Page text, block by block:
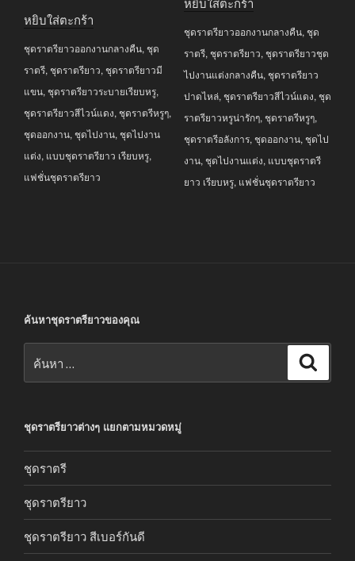
฿3,690.00.฿2,990.00.
หยิบใส่ตะกร้า
ชุดราตรียาวออกงานกลางคืน, ชุด
ราตรี, ชุดราตรียาว, ชุดราตรียาวมี
แขน, ชุดราตรียาวระบายเรียบหรู,
ชุดราตรียาวสีไวน์แดง, ชุดราตรีหรูๆ,
ชุดออกงาน, ชุดไปงาน, ชุดไปงาน
แต่ง, แบบชุดราตรียาว เรียบหรู,
แฟชั่นชุดราตรียาว
฿4,690.00.฿3,990.00.
ชุดราตรียาวออกงานกลางคืน, ชุด
ราตรี, ชุดราตรียาว, ชุดราตรียาวชุด
ไปงานแต่งกลางคืน, ชุดราตรียาว
ปาดไหล่, ชุดราตรียาวสีไวน์แดง, ชุด
ราตรียาวหรูน่ารักๆ, ชุดราตรีหรูๆ,
ชุดราตรีอลังการ, ชุดออกงาน, ชุดไป
งาน, ชุดไปงานแต่ง, แบบชุดราตรี
ยาว เรียบหรู, แฟชั่นชุดราตรียาว
ค้นหาชุดราตรียาวของคุณ
ชุดราตรียาวต่างๆ แยกตามหมวดหมู่
ชุดราตรี
ชุดราตรียาว
ชุดราตรียาว สีเบอร์กันดี